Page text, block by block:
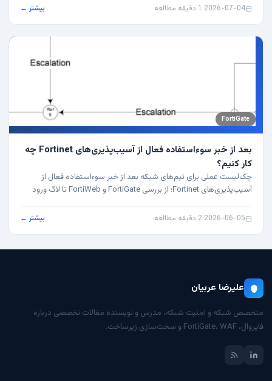
2026-07-04
· 1 دقیقه مطالعه بیشتر ←
FortiGate
بعد از خبر سوءاستفاده فعال از آسیب‌پذیری‌های Fortinet چه
کار کنیم؟
چک‌لیست عملی برای تیم‌های شبکه بعد از خبر سوءاستفاده فعال از
آسیب‌پذیری‌های Fortinet؛ از بررسی FortiGate و FortiWeb تا لاگ ورود
2026-06-05
·2 دقیقه مطالعه بیشتر ←
علیرضا عربیان
متخصص شبکه و امنیت شبکه، مدرس و نویسنده مقالات تخصصی درباره
فایروال، FortiGate، WAF و سخت‌سازی زیرساخت.